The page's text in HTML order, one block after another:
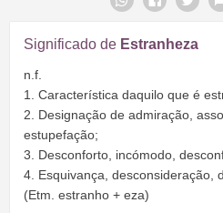
Significado de Estranheza
n.f.
1. Característica daquilo que é
2. Designação de admiração,
estupefação;
3. Desconforto, incómodo,
4. Esquivança, desconsideração,
(Etm. estranho + eza)